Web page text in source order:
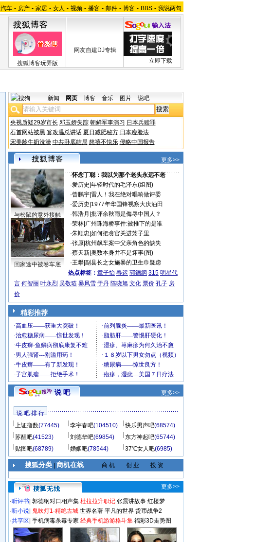
汽车 - 房产 - 家居 - 女人 - 视频 - 播客 - 邮件 - 博客 - BBS - 我说两句
搜狐博客玩弄版
网友自建DJ专辑
立即下载
新闻 网页 博客 音乐 图片 说吧
央视质疑29岁市长 邓玉娇失踪 朝鲜军事演习 日本兵赎罪
石首网站被黑 篡改温总讲话 夏日减肥秘方 日本瘦脸法
宋美龄牛奶洗澡 中共卧底结局 慈禧不快乐 侵略中国报告
更多>>
与松鼠的意外接触
回家途中被卷车底
·怀念丁聪：我以为那个老头永远不老
·爱历史 年轻时代的毛泽东(组图)
·曾鹏宇| 雷人！我在绝对唱响做评委
·爱历史 1977年华国锋视察大庆油田
·韩浩月 批评余秋雨是侮辱中国人？
·荣林| 广州珠海桥事件:被推下的是谁
·朱顺忠 如何把贪官关进笼子里
·张原| 杭州飙车案中父亲角色的缺失
·蔡天新| 奥数本身并不是坏事(图)
·王攀| 副县长之女施暴的卫生巾疑虑
热点标签： 章子怡 春运 郭德纲 315 明星代
言 何智丽 叶永烈 吴敬琏 暴风雪 于丹 陈晓旭 文化 票价 孔子 房
价
精彩推荐
说 吧 更多>>
说 吧 排 行
上证指数(77445) 李宇春吧(104510) 快乐男声吧(68574)
苏醒吧(41523) 刘德华吧(69854) 东方神起吧(65744)
贴图吧(68789) 婚姻吧(78544) 37℃女人吧(6985)
搜狐分类| 商机在线 商 机 创 业 投 资
更多>>
·听评书 郭德纲对口相声集 杜拉拉升职记 张震讲故事 红楼梦
·听小说 鬼吹灯1-精绝古城 世界名著 平凡的世界 货币战争2
·共享区 手机病毒杀毒专家 经典手机游游格斗集 福彩3D走势图